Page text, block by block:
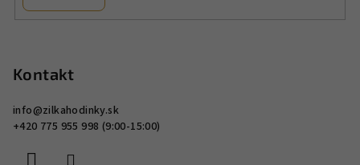
p
Kontakt
info@zilkahodinky.sk
+420 775 955 998 (9:00-15:00)